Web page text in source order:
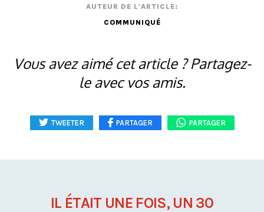
AUTEUR DE L'ARTICLE:
COMMUNIQUÉ
Vous avez aimé cet article ? Partagez-
le avec vos amis.
TWEETER PARTAGER PARTAGER
IL ÉTAIT UNE FOIS, UN 30